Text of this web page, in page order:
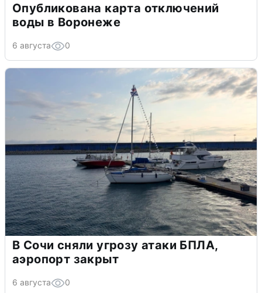
Опубликована карта отключений
воды в Воронеже
6 августа 0
В Сочи сняли угрозу атаки БПЛА,
аэропорт закрыт
6 августа 0